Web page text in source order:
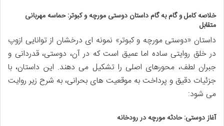
خلاصه کامل و گام به گام داستان دوستی مورچه و کبوتر: حماسه مهربانی
متقابل
داستان «دوستی مورچه و کبوتر» نمونه ای درخشان از توانایی ازوپ
در خلق روایتی ساده اما عمیق است که در آن، دوستی، قدردانی و
جبران لطف، محورهای اصلی را تشکیل می دهند. این داستان، با
جزئیات دقیق و پرداخت به موقعیت های بحرانی، به شرح زیر روایت
می شود:
آغاز دوستی: حادثه مورچه در رودخانه